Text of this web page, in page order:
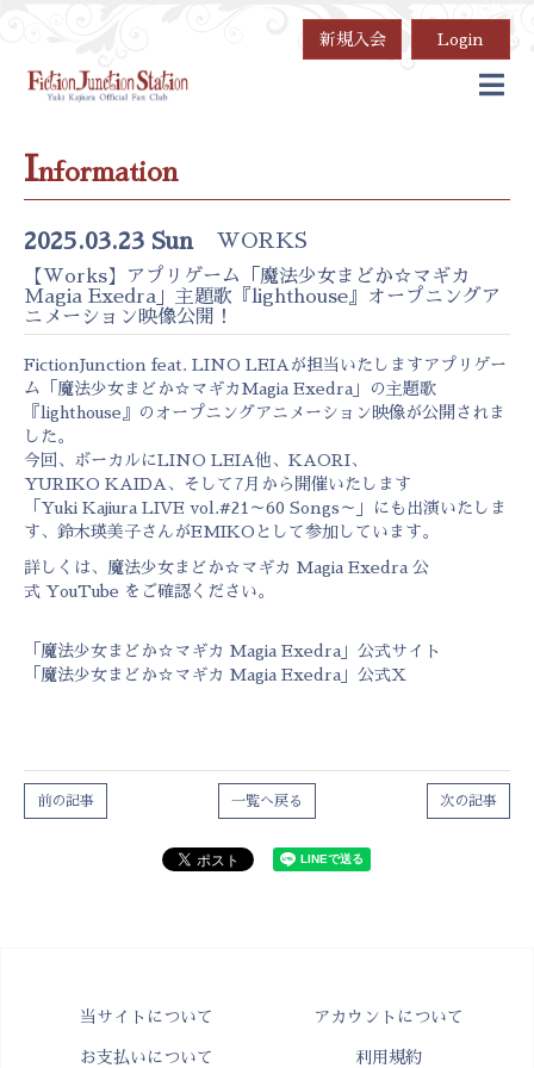
新規入会 Login
Information
2025.03.23 Sun WORKS
【Works】アプリゲーム「魔法少女まどか☆マギカ
Magia Exedra」主題歌『lighthouse』オープニングア
ニメーション映像公開！
FictionJunction feat. LINO LEIAが担当いたしますアプリゲー
ム「魔法少女まどか☆マギカMagia Exedra」の主題歌
『lighthouse』のオープニングアニメーション映像が公開されま
した。
今回、ボーカルにLINO LEIA他、KAORI、
YURIKO KAIDA、そして7月から開催いたします
「Yuki Kajiura LIVE vol.#21～60 Songs～」にも出演いたしま
す、鈴木瑛美子さんがEMIKOとして参加しています。
詳しくは、 魔法少女まどか☆マギカ Magia Exedra 公
式 YouTube をご確認ください。
「魔法少女まどか☆マギカ Magia Exedra」公式サイト
「魔法少女まどか☆マギカ Magia Exedra」公式X
次の記事
一覧へ戻る
前の記事
当サイトについて アカウントについて
お支払いについて 利用規約